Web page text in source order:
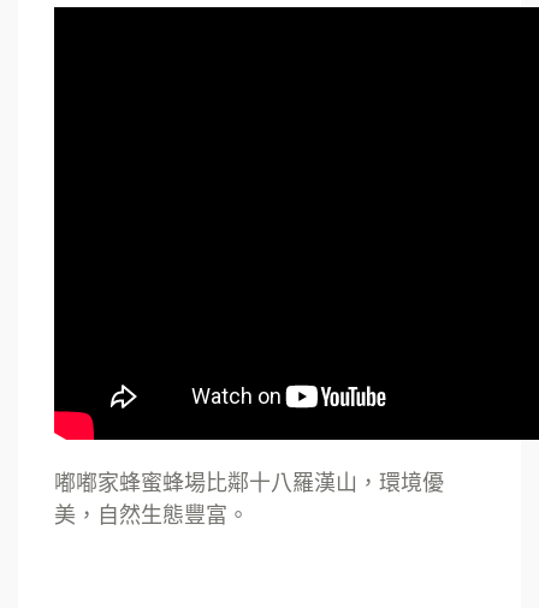
嘟嘟家蜂蜜蜂場比鄰十八羅漢山，環境優
美，自然生態豐富。